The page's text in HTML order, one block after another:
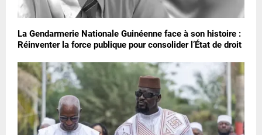
La Gendarmerie Nationale Guinéenne face à son histoire :
Réinventer la force publique pour consolider l’État de droit